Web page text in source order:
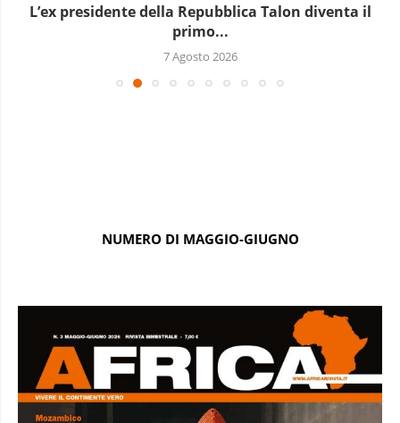
L’ex presidente della Repubblica Talon diventa il
primo...
7 Agosto 2026
NUMERO DI MAGGIO-GIUGNO